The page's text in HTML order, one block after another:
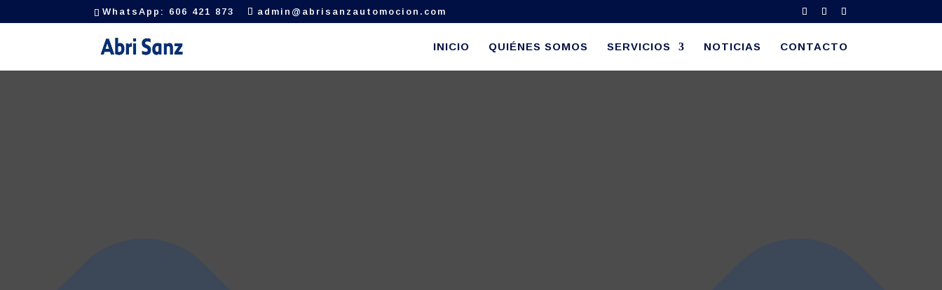
Gestionar el consentimiento de las cookies
WhatsApp: 606 421 873 admin@abrisanzautomocion.com
INICIO QUIÉNES SOMOS SERVICIOS NOTICIAS CONTACTO